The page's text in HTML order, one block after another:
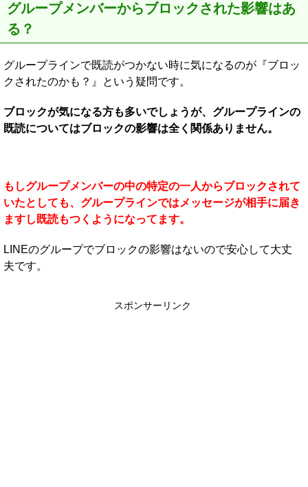
グループメンバーからブロックされた影響はあ
る？
グループラインで既読がつかない時に気になるのが『ブロッ
クされたのかも？』という疑問です。
ブロックが気になる方も多いでしょうが、グループラインの
既読についてはブロックの影響は全く関係ありません。
もしグループメンバーの中の特定の一人からブロックされて
いたとしても、グループラインではメッセージが相手に届き
ますし既読もつくようになってます。
LINEのグループでブロックの影響はないので安心して大丈
夫です。
スポンサーリンク